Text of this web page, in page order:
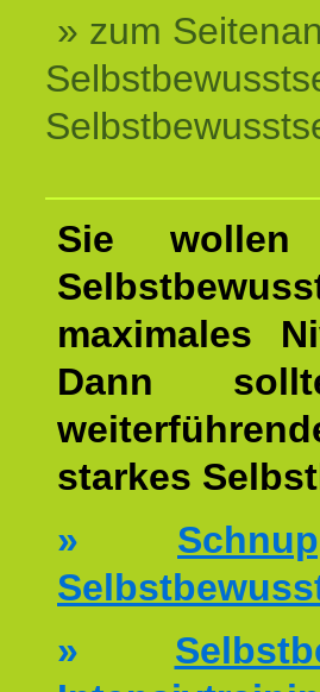
» zum
Sie wollen
maximales
Dann
starkes
»
»